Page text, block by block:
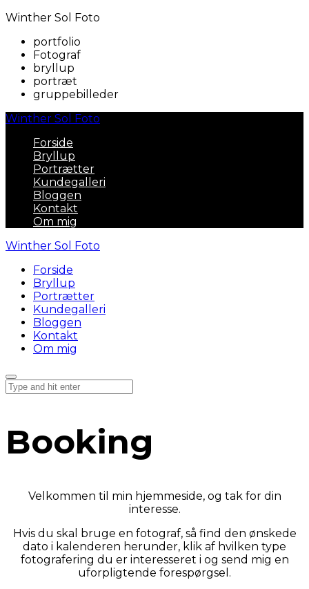
Winther Sol Foto
portfolio
Fotograf
bryllup
portræt
gruppebilleder
Winther Sol Foto
Forside
Bryllup
Portrætter
Kundegalleri
Bloggen
Kontakt
Om mig
Winther Sol Foto
Forside
Bryllup
Portrætter
Kundegalleri
Bloggen
Kontakt
Om mig
Booking
Velkommen til min hjemmeside, og tak for din
interesse.
Hvis du skal bruge en fotograf, så find den ønskede
dato i kalenderen herunder, klik af hvilken type
fotografering du er interesseret i og send mig en
uforpligtende forespørgsel.